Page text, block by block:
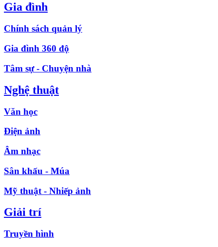
Gia đình
Chính sách quản lý
Gia đình 360 độ
Tâm sự - Chuyện nhà
Nghệ thuật
Văn học
Điện ảnh
Âm nhạc
Sân khấu - Múa
Mỹ thuật - Nhiếp ảnh
Giải trí
Truyền hình